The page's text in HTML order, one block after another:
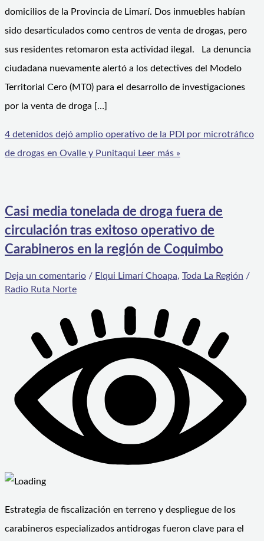
domicilios de la Provincia de Limarí. Dos inmuebles habían
sido desarticulados como centros de venta de drogas, pero
sus residentes retomaron esta actividad ilegal. La denuncia
ciudadana nuevamente alertó a los detectives del Modelo
Territorial Cero (MT0) para el desarrollo de investigaciones
por la venta de droga […]
4 detenidos dejó amplio operativo de la PDI por microtráfico
de drogas en Ovalle y Punitaqui Leer más »
Casi media tonelada de droga fuera de
circulación tras exitoso operativo de
Carabineros en la región de Coquimbo
Deja un comentario / Elqui Limarí Choapa, Toda La Región /
Radio Ruta Norte
Estrategia de fiscalización en terreno y despliegue de los
carabineros especializados antidrogas fueron clave para el